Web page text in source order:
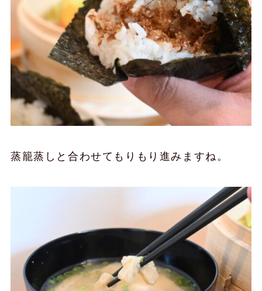
蒸籠蒸しと合わせてもりもり進みますね。